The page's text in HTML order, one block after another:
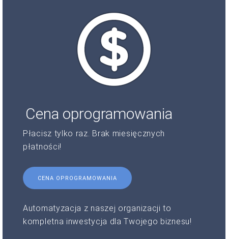
Cena oprogramowania
Płacisz tylko raz. Brak miesięcznych
płatności!
CENA OPROGRAMOWANIA
Automatyzacja z naszej organizacji to
kompletna inwestycja dla Twojego biznesu!